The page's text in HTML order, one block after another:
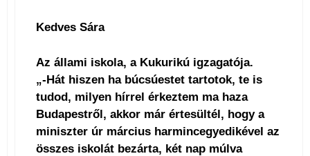
Kedves Sára
Az állami iskola, a Kukurikú igzagatója.
„-Hát hiszen ha búcsúestet tartotok, te is
tudod, milyen hírrel érkeztem ma haza
Budapestről, akkor már értesültél, hogy a
miniszter úr március harmincegyedikével az
összes iskolát bezárta, két nap múlva